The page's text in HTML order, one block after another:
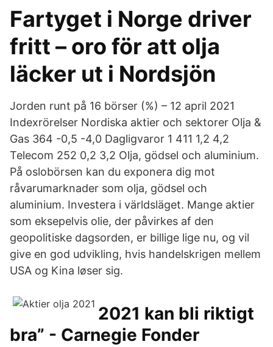
Fartyget i Norge driver
fritt – oro för att olja
läcker ut i Nordsjön
Jorden runt på 16 börser (%) – 12 april 2021
Indexrörelser Nordiska aktier och sektorer Olja &
Gas 364 -0,5 -4,0 Dagligvaror 1 411 1,2 4,2
Telecom 252 0,2 3,2 Olja, gödsel och aluminium.
På oslobörsen kan du exponera dig mot
råvarumarknader som olja, gödsel och
aluminium. Investera i världsläget. Mange aktier
som eksepelvis olie, der påvirkes af den
geopolitiske dagsorden, er billige lige nu, og vil
give en god udvikling, hvis handelskrigen mellem
USA og Kina løser sig.
2021 kan bli riktigt
bra” - Carnegie Fonder